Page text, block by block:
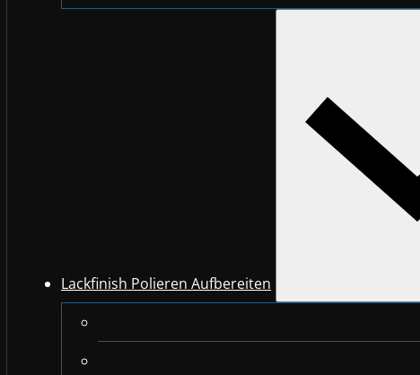
Lackfinish Polieren Aufbereiten